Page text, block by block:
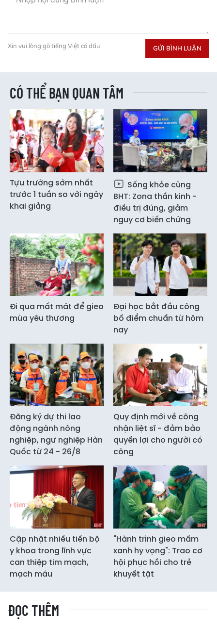
Xin vui lòng gõ tiếng Việt có dấu GỬI BÌNH LUẬN
CÓ THỂ BẠN QUAN TÂM
Tựu trường sớm nhất
trước 1 tuần so với ngày
khai giảng
Sống khỏe cùng
BHT: Zona thần kinh -
điều trị đúng, giảm
nguy cơ biến chứng
Đi qua mất mát để gieo
mùa yêu thương
Đại học bắt đầu công
bố điểm chuẩn từ hôm
nay
Đăng ký dự thi lao
động ngành nông
nghiệp, ngư nghiệp Hàn
Quốc từ 24 - 26/8
Quy định mới về công
nhận liệt sĩ - đảm bảo
quyền lợi cho người có
công
Cập nhật nhiều tiến bộ
y khoa trong lĩnh vực
can thiệp tim mạch,
mạch máu
"Hành trình gieo mầm
xanh hy vọng": Trao cơ
hội phục hồi cho trẻ
khuyết tật
ĐỌC THÊM